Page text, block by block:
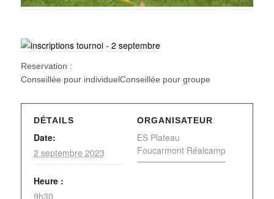
Reservation :
Conseillée pour individuelConseillée pour groupe
DÉTAILS
Date:
2 septembre 2023
Heure :
9h30
ORGANISATEUR
ES Plateau
Foucarmont Réalcamp